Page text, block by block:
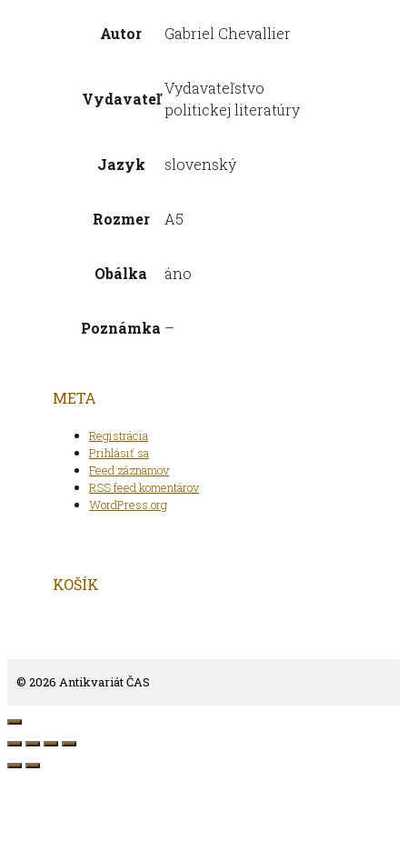
Autor Gabriel Chevallier
Vydavateľ
Vydavateľstvo
politickej literatúry
Jazyk slovenský
Rozmer A5
Obálka áno
Poznámka –
META
Registrácia
Prihlásiť sa
Feed záznamov
RSS feed komentárov
WordPress.org
KOŠÍK
© 2026 Antikvariát ČAS
Close